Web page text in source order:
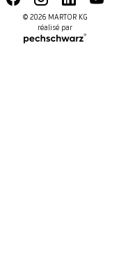
© 2026 MARTOR KG
réalisé par